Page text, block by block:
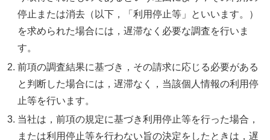
停止または消去（以下，「利用停止等」といいます。）
を求められた場合には，遅滞なく必要な調査を行いま
す。
前項の調査結果に基づき，その請求に応じる必要がある
と判断した場合には，遅滞なく，当該個人情報の利用停
止等を行います。
当社は，前項の規定に基づき利用停止等を行った場合，
または利用停止等を行わない旨の決定をしたときは，遅